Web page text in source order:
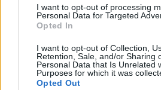
I want to opt-out of processing
Personal Data for Targeted
Opted In
I want to opt-out of Collection,
Retention, Sale, and/or Sharing
Personal Data that Is Unrelated
Purposes for which it was
Opted Out
Σπάρτη: Πανηγυρίζει ο